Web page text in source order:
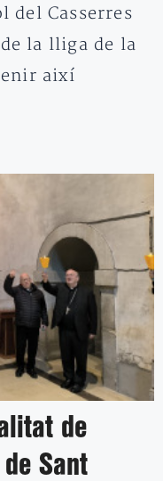
del Casserres
la lliga de la
així
de
Sant